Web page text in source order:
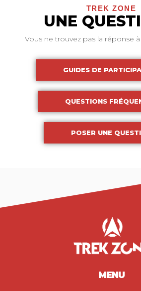
TREK ZONE
UNE
Vous ne trouvez pas la réponse
GUIDES DE
QUESTIONS
POSER UNE
MENU